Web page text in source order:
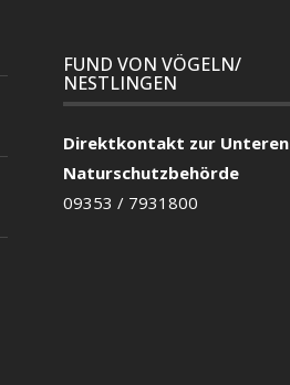
FUND VON VÖGELN/
NESTLINGEN
Direktkontakt zur Unteren
Naturschutzbehörde
09353 / 7931800